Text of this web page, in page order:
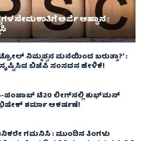
ನೇಮಕಾತಿಗೆ ಅರ್ಜಿ ಆಹ್ವಾನ :
ನಿಮ್ಮಪ್ಪನ ಮನೆಯಿಂದ ಬರುತ್ತಾ?’ :
ಬಿಜೆಪಿ ಸಂಸದನ ಹೇಳಿಕೆ!
ಪಂಜಾಬ್ ಟಿ20 ಲೀಗ್‌ನಲ್ಲಿ ಶುಭ್‌ಮನ್
ಶರ್ಮಾ ಆಕರ್ಷಣೆ!
ಗಮನಿಸಿ : ಮುಂದಿನ ತಿಂಗಳು